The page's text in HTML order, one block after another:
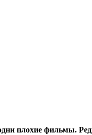
плохие фильмы.